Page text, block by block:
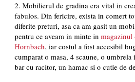
2. Mobilierul de gradina era vital in
fabulos. Din fericire, exista in comert
diferite preturi, asa ca am gasit un
pentru ce aveam in minte in magazinul
Hornbach, iar costul a fost accesibil
cumparat o masa, 4 scaune, o
bar cu racitor, un hamac si o cutie de